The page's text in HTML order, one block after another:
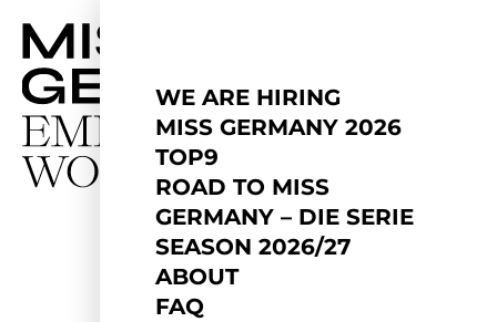
WE ARE HIRING
MISS GERMANY 2026
TOP9
ROAD TO MISS
GERMANY – DIE SERIE
SEASON 2026/27
ABOUT
FAQ